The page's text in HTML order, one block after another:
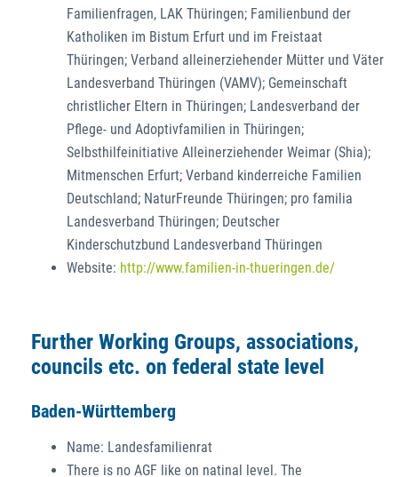
Familienfragen, LAK Thüringen; Familienbund der
Katholiken im Bistum Erfurt und im Freistaat
Thüringen; Verband alleinerziehender Mütter und Väter
Landesverband Thüringen (VAMV); Gemeinschaft
christlicher Eltern in Thüringen; Landesverband der
Pflege- und Adoptivfamilien in Thüringen;
Selbsthilfeinitiative Alleinerziehender Weimar (Shia);
Mitmenschen Erfurt; Verband kinderreiche Familien
Deutschland; NaturFreunde Thüringen; pro familia
Landesverband Thüringen; Deutscher
Kinderschutzbund Landesverband Thüringen
Website: http://www.familien-in-thueringen.de/
Further Working Groups, associations,
councils etc. on federal state level
Baden-Württemberg
Name: Landesfamilienrat
There is no AGF like on natinal level. The